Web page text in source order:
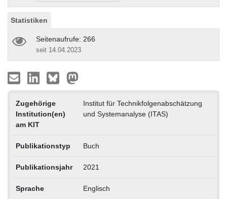
Statistiken
Seitenaufrufe: 266
seit 14.04.2023
Zugehörige
Institution(en)
am KIT
Institut für Technikfolgenabschätzung
und Systemanalyse (ITAS)
Publikationstyp Buch
Publikationsjahr 2021
Sprache Englisch